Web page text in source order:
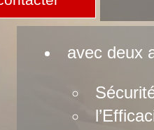
avec deux